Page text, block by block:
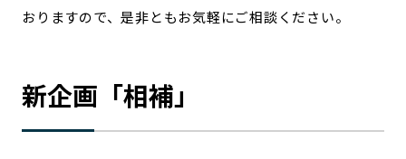
おりますので、是非ともお気軽にご相談ください。
新企画「相補」